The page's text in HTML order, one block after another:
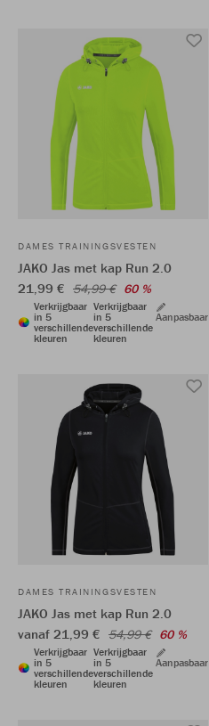
DAMES TRAININGSVESTEN
JAKO Jas met kap Run 2.0
21,99 € 54,99 € 60 %
Verkrijgbaar
in 5
verschillende
kleuren
Verkrijgbaar
in 5
verschillende
kleuren
Aanpasbaar
DAMES TRAININGSVESTEN
JAKO Jas met kap Run 2.0
vanaf 21,99 € 54,99 € 60 %
Verkrijgbaar
in 5
verschillende
kleuren
Verkrijgbaar
in 5
verschillende
kleuren
Aanpasbaar